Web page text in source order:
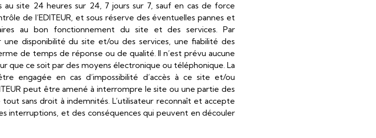
au site 24 heures sur 24, 7 jours sur 7, sauf en cas de force
de l’EDITEUR, et sous réserve des éventuelles pannes et
au bon fonctionnement du site et des services. Par
une disponibilité du site et/ou des services, une fiabilité des
de temps de réponse ou de qualité. Il n’est prévu aucune
que ce soit par des moyens électronique ou téléphonique. La
engagée en cas d’impossibilité d’accès à ce site et/ou
peut être amené à interrompre le site ou une partie des
sans droit à indemnités. L’utilisateur reconnaît et accepte
interruptions, et des conséquences qui peuvent en découler